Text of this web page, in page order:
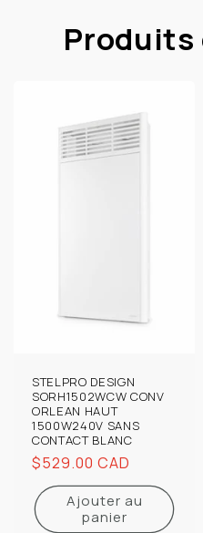
Produits
STELPRO DESIGN
SORH1502WCW CONV
ORLEAN HAUT
1500W240V SANS
CONTACT BLANC
Prix
habituel
$529.00 CAD
Ajouter au
panier